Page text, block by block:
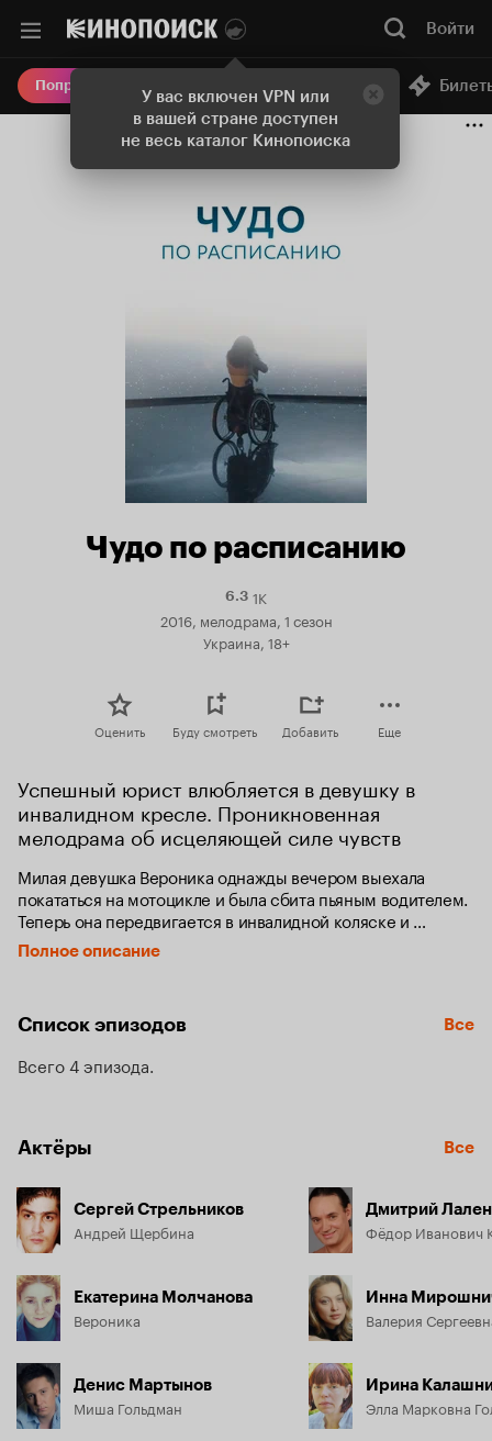
У вас включен VPN или
в вашей стране доступен
не весь каталог Кинопоиска
Войти
Попробовать Плюс Онлайн-кинотеатр
Чудо по расписанию
6.3Рейтинг
Кинопоиска
6.3
1K
2016, мелодрама, 1 сезон
Украина, 18+
Оценить Буду смотреть Добавить Еще
Успешный юрист влюбляется в девушку в
инвалидном кресле. Проникновенная
мелодрама об исцеляющей силе чувств
Милая девушка Вероника однажды вечером выехала
покататься на мотоцикле и была сбита пьяным водителем.
Теперь она передвигается в инвалидной коляске и
мечтает об операции, на которую у неё нет средств.
Однажды она знакомится с Андреем - молодым
переворачивает всю его жизнь...
Полное описание
Список эпизодов Все
Всего 4 эпизода
Актёры Все
Сергей Стрельников
Андрей Щербина
Екатерина Молчанова
Вероника
Денис Мартынов
Миша Гольдман
Дмитрий
Фёдор Иванович
Инна
Валерия
Ирина
Элла Марковна